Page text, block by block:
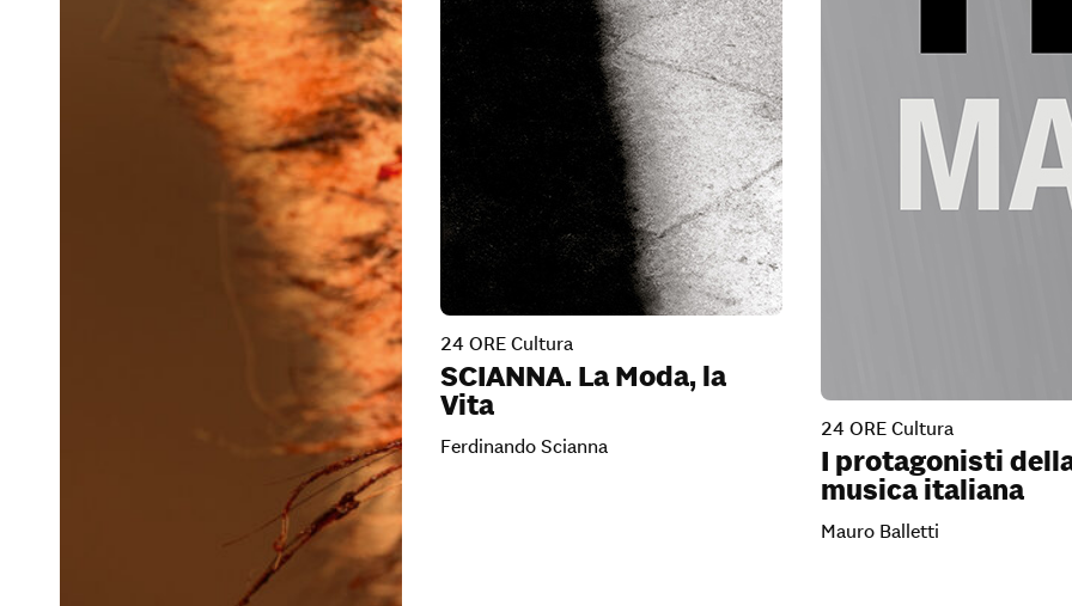
24 ORE Cultura
SCIANNA. La Moda, la
Vita
Ferdinando Scianna
24 ORE Cultura
I protagonisti
musica italiana
Mauro Balletti